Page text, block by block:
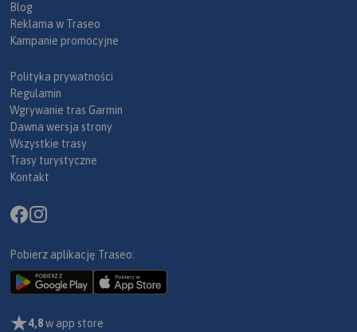
Blog
Reklama w Traseo
Kampanie promocyjne
Polityka prywatności
Regulamin
Wgrywanie tras Garmin
Dawna wersja strony
Wszystkie trasy
Trasy turystyczne
Kontakt
Pobierz aplikację Traseo:
4,8w app store